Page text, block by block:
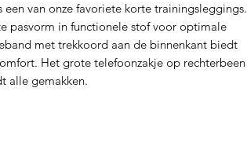
een van onze favoriete korte trainingsleggings.
pasvorm in functionele stof voor optimale
met trekkoord aan de binnenkant biedt
Het grote telefoonzakje op rechterbeen
alle gemakken.